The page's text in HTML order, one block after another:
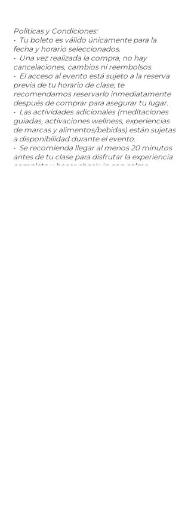
Politicas y Condiciones:
•⁠ Tu boleto es válido únicamente para la
fecha y horario seleccionados.
•⁠ ⁠Una vez realizada la compra, no hay
cancelaciones, cambios ni reembolsos.
•⁠ ⁠El acceso al evento está sujeto a la reserva
previa de tu horario de clase; te
recomendamos reservarlo inmediatamente
después de comprar para asegurar tu lugar.
•⁠ ⁠⁠Las actividades adicionales (meditaciones
guiadas, activaciones wellness, experiencias
de marcas y alimentos/bebidas) están sujetas
a disponibilidad durante el evento.
•⁠ ⁠Se recomienda llegar al menos 20 minutos
antes de tu clase para disfrutar la experiencia
completa y hacer check-in con calma.